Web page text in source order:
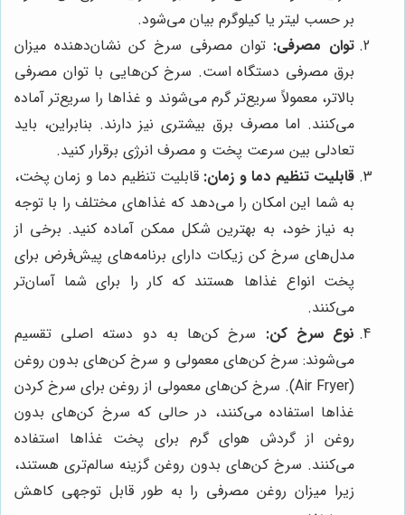
بر حسب لیتر یا کیلوگرم بیان می‌شود.
توان مصرفی: توان مصرفی سرخ کن نشان‌دهنده میزان
برق مصرفی دستگاه است. سرخ کن‌هایی با توان مصرفی
بالاتر، معمولاً سریع‌تر گرم می‌شوند و غذاها را سریع‌تر آماده
می‌کنند. اما مصرف برق بیشتری نیز دارند. بنابراین، باید
تعادلی بین سرعت پخت و مصرف انرژی برقرار کنید.
قابلیت تنظیم دما و زمان: قابلیت تنظیم دما و زمان پخت،
به شما این امکان را می‌دهد که غذاهای مختلف را با توجه
به نیاز خود، به بهترین شکل ممکن آماده کنید. برخی از
مدل‌های سرخ کن زیکات دارای برنامه‌های پیش‌فرض برای
پخت انواع غذاها هستند که کار را برای شما آسان‌تر
می‌کنند.
نوع سرخ کن: سرخ کن‌ها به دو دسته اصلی تقسیم
می‌شوند: سرخ کن‌های معمولی و سرخ کن‌های بدون روغن
(Air Fryer). سرخ کن‌های معمولی از روغن برای سرخ کردن
غذاها استفاده می‌کنند، در حالی که سرخ کن‌های بدون
روغن از گردش هوای گرم برای پخت غذاها استفاده
می‌کنند. سرخ کن‌های بدون روغن گزینه سالم‌تری هستند،
زیرا میزان روغن مصرفی را به طور قابل توجهی کاهش